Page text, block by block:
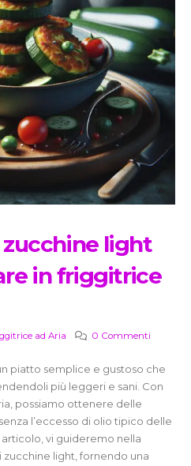
light
in friggitrice
ad Aria 0 Commenti
piatto semplice e gustoso che
più leggeri e sani. Con
possiamo ottenere delle
l’eccesso di olio tipico delle
vi guideremo nella
light, fornendo una